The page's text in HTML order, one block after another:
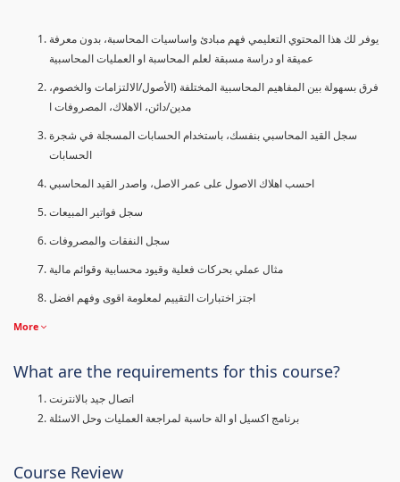
يوفر لك هذا المحتوي التعليمي فهم مبادئ واساسيات المحاسبة، بدون معرفة
عميقة او دراسة مسبقة لعلم المحاسبة او العمليات المحاسبية
فرق بسهولة بين المفاهيم المحاسبية المختلفة (الأصول/الالتزامات والخصوم،
مدين/دائن، الاهلاك، المصروفات ا
سجل القيد المحاسبي بنفسك، باستخدام الحسابات المسجلة في شجرة
الحسابات
احسب اهلاك الاصول على عمر الاصل، واصدر القيد المحاسبي
سجل فواتير المبيعات
سجل النفقات والمصروفات
مثال عملي بحركات فعلية وقيود محسابية وقوائم مالية
اجتز اختبارات التقييم لمعلومة اقوى وفهم افضل
More
What are the requirements for this course?
اتصال جيد بالانترنت
برنامج اكسيل او الة حاسبة لمراجعة العمليات وحل الاسئلة
Course Review